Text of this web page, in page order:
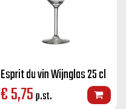
Esprit du vin Wijnglas 25 cl
€5,75p.st.